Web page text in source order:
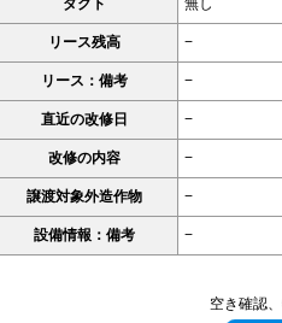
リース残高 −
リース：備考 −
直近の改修日 −
改修の内容 −
譲渡対象外造作物 −
設備情報：備考 −
空き確認